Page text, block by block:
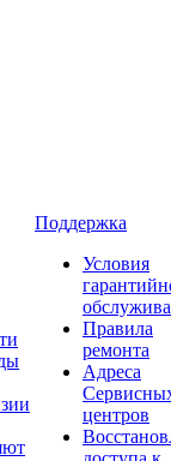
Поддержка
Условия
Правила
ремонта
Адреса
центров